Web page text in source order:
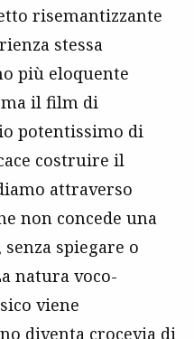
risemantizzante
stessa
più eloquente
il film di
potentissimo di
costruire il
attraverso
non concede una
spiegare o
natura voco-
viene
diventa crocevia di